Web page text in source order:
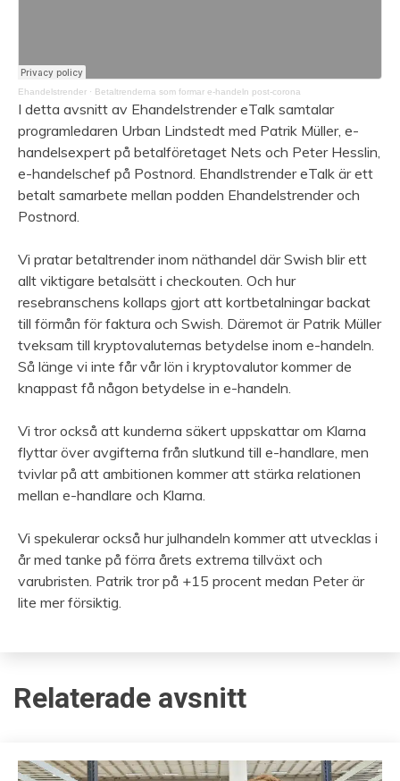
Ehandelstrender · Betaltrenderna som formar e-handeln post-corona
I detta avsnitt av Ehandelstrender eTalk samtalar
programledaren Urban Lindstedt med Patrik Müller, e-
handelsexpert på betalföretaget Nets och Peter Hesslin,
e-handelschef på Postnord. Ehandlstrender eTalk är ett
betalt samarbete mellan podden Ehandelstrender och
Postnord.
Vi pratar betaltrender inom näthandel där Swish blir ett
allt viktigare betalsätt i checkouten. Och hur
resebranschens kollaps gjort att kortbetalningar backat
till förmån för faktura och Swish. Däremot är Patrik Müller
tveksam till kryptovaluternas betydelse inom e-handeln.
Så länge vi inte får vår lön i kryptovalutor kommer de
knappast få någon betydelse in e-handeln.
Vi tror också att kunderna säkert uppskattar om Klarna
flyttar över avgifterna från slutkund till e-handlare, men
tvivlar på att ambitionen kommer att stärka relationen
mellan e-handlare och Klarna.
Vi spekulerar också hur julhandeln kommer att utvecklas i
år med tanke på förra årets extrema tillväxt och
varubristen. Patrik tror på +15 procent medan Peter är
lite mer försiktig.
Relaterade avsnitt